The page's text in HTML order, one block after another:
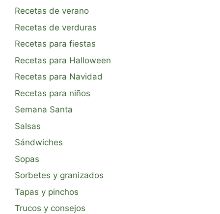
Recetas de verano
Recetas de verduras
Recetas para fiestas
Recetas para Halloween
Recetas para Navidad
Recetas para niños
Semana Santa
Salsas
Sándwiches
Sopas
Sorbetes y granizados
Tapas y pinchos
Trucos y consejos